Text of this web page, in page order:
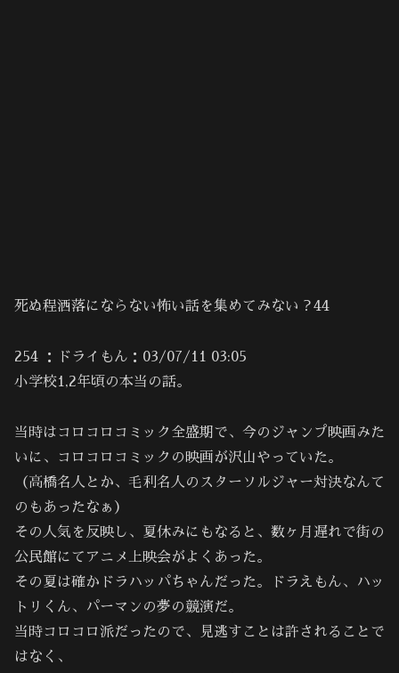
死ぬ程洒落にならない怖い話を集めてみない？44
254 ：ドライもん：03/07/11 03:05
小学校1,2年頃の本当の話。
当時はコロコロコミック全盛期で、今のジャンプ映画みた
いに、コロコロコミックの映画が沢山やっていた。
（高橋名人とか、毛利名人のスターソルジャー対決なんて
のもあったなぁ）
その人気を反映し、夏休みにもなると、数ヶ月遅れで街の
公民館にてアニメ上映会がよくあった。
その夏は確かドラハッパちゃんだった。ドラえもん、ハッ
トリくん、パーマンの夢の競演だ。
当時コロコロ派だったので、見逃すことは許されることで
はなく、